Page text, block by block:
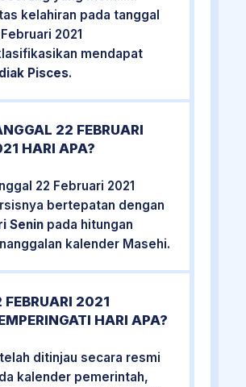
kelahiran pada tanggal
2021
mendapat
Pisces.
22 FEBRUARI
HARI APA?
22 Februari 2021
bertepatan dengan
Senin pada hitungan
kalender Masehi.
FEBRUARI 2021
HARI APA?
ditinjau secara resmi
kalender pemerintah,